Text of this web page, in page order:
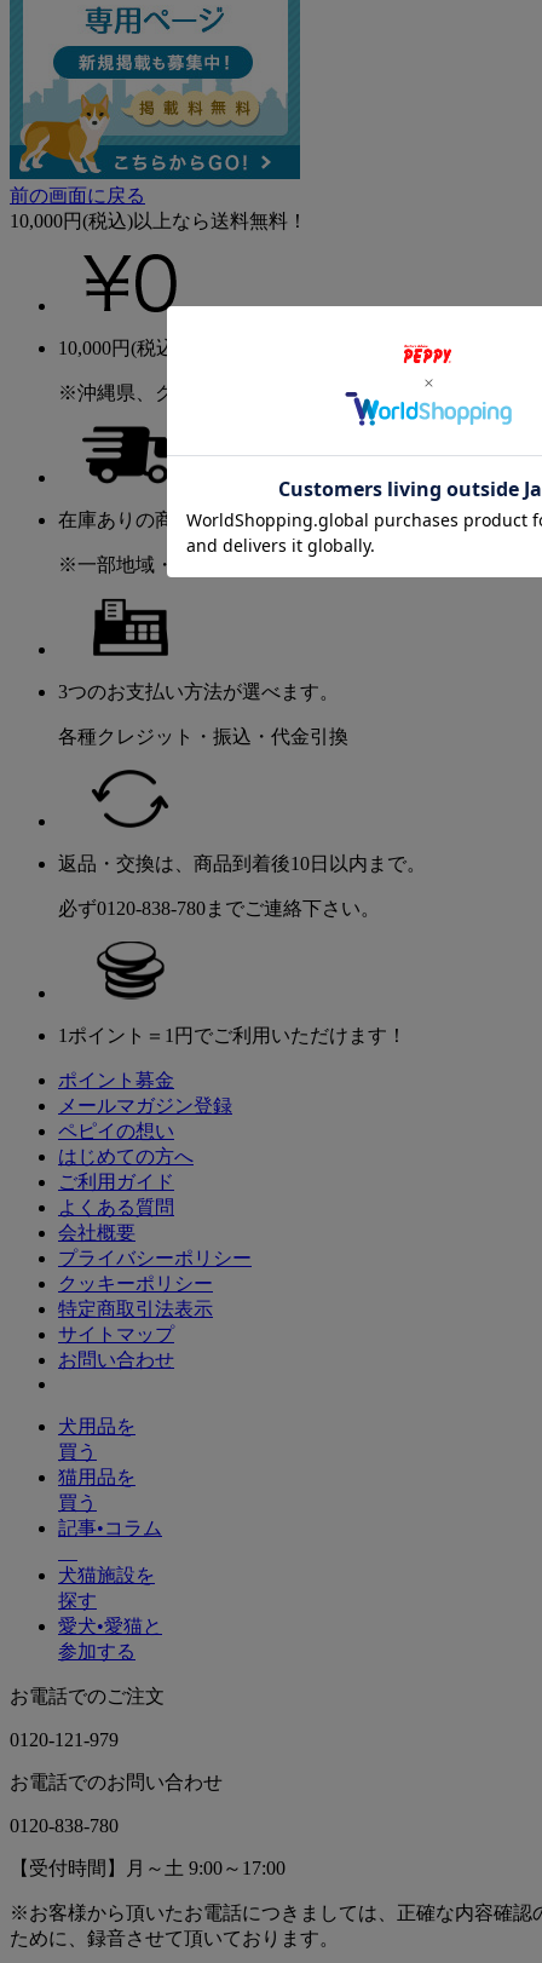
前の画面に戻る
10,000円(税込)以上なら送料無料！
10,000円(税込)以上のご購入で送料無料！
※沖縄県、クール便、大型送料を除く
在庫ありの商品は2～5日程度でお届け！
※一部地域・商品を除く
3つのお支払い方法が選べます。
各種クレジット・振込・代金引換
返品・交換は、商品到着後10日以内まで。
必ず0120-838-780までご連絡下さい。
1ポイント＝1円でご利用いただけます！
ポイント募金
メールマガジン登録
ペピイの想い
はじめての方へ
ご利用ガイド
よくある質問
会社概要
プライバシーポリシー
クッキーポリシー
特定商取引法表示
サイトマップ
お問い合わせ
犬用品を
買う
猫用品を
買う
記事•コラム
犬猫施設を
探す
愛犬•愛猫と
参加する
お電話でのご注文
0120-121-979
お電話でのお問い合わせ
0120-838-780
【受付時間】月～土 9:00～17:00
※お客様から頂いたお電話につきましては、正確な内容確認
ために、録音させて頂いております。